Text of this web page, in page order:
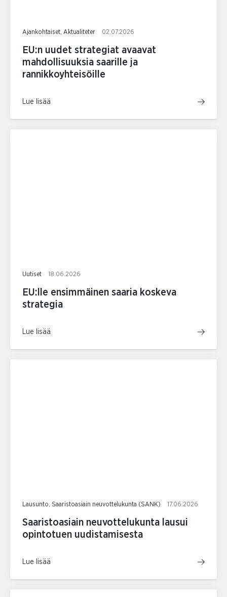
Ajankohtaiset, Aktualiteter 02.07.2026
EU:n uudet strategiat avaavat
mahdollisuuksia saarille ja
rannikkoyhteisöille
Lue lisää
Uutiset 18.06.2026
EU:lle ensimmäinen saaria koskeva
strategia
Lue lisää
Lausunto, Saaristoasiain neuvottelukunta (SANK) 17.06.2026
Saaristoasiain neuvottelukunta lausui
opintotuen uudistamisesta
Lue lisää